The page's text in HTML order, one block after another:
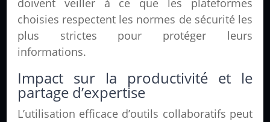
doivent veiller à ce que les plateformes
choisies respectent les normes de sécurité les
plus strictes pour protéger leurs
informations.
Impact sur la productivité et le
partage d’expertise
L’utilisation efficace d’outils collaboratifs peut